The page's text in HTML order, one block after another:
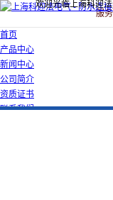
欢迎光临上海科迎
服
首页
产品中心
新闻中心
公司简介
资质证书
联系我们